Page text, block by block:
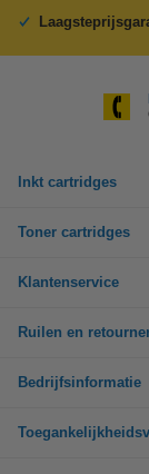
Inkt cartridges
Toner cartridges
Klantenservice
Ruilen en
Bedrijfsinformatie